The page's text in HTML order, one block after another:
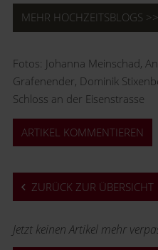
MEHR HOCHZEITSBLOGS >>
Fotos: Johanna Meinschad,
Grafenender, Dominik
Schloss an der Eisenstrasse
ARTIKEL KOMMENTIEREN
ZURÜCK ZUR ÜBERSICHT
Jetzt keinen Artikel mehr